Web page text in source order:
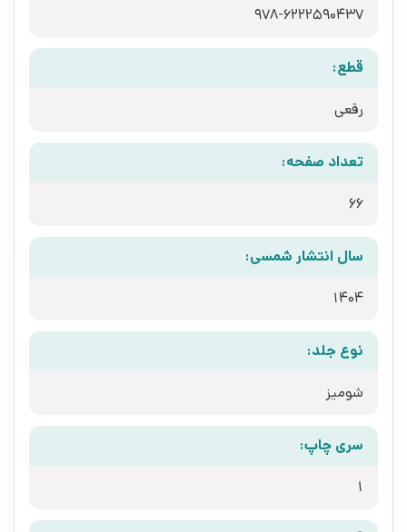
978-6222590437
قطع:
رقعی
تعداد صفحه:
66
سال انتشار شمسی:
1404
نوع جلد:
شومیز
سری چاپ:
1